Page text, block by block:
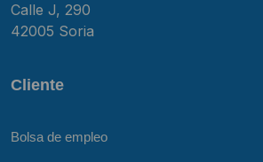
Calle J, 290
42005 Soria
Cliente
Bolsa de empleo